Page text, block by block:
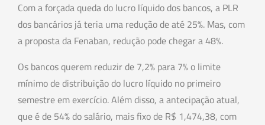
Com a forçada queda do lucro líquido dos bancos, a PLR
dos bancários já teria uma redução de até 25%. Mas, com
a proposta da Fenaban, redução pode chegar a 48%.
Os bancos querem reduzir de 7,2% para 7% o limite
mínimo de distribuição do lucro líquido no primeiro
semestre em exercício. Além disso, a antecipação atual,
que é de 54% do salário, mais fixo de R$ 1,474,38, com